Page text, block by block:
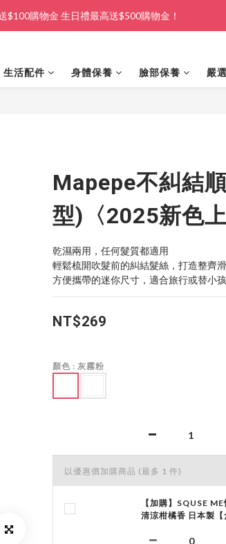
$100購物金 生日禮最高送$500購物金！
生活配件 身體保養 臉部保養 嚴
Mapepe不糾結
型)〈2025新色上
乾濕兩用，任何髮質都適用
輕鬆梳開吹髮前的糾結髮絲，打造整齊
方便攜帶的迷你尺寸，適合旅行或替小
NT$269
顏色 : 灰霧粉
以優惠價加購商品 (最多 1 件)
【加購】SQUSE
清涼柑橘香 日本製【